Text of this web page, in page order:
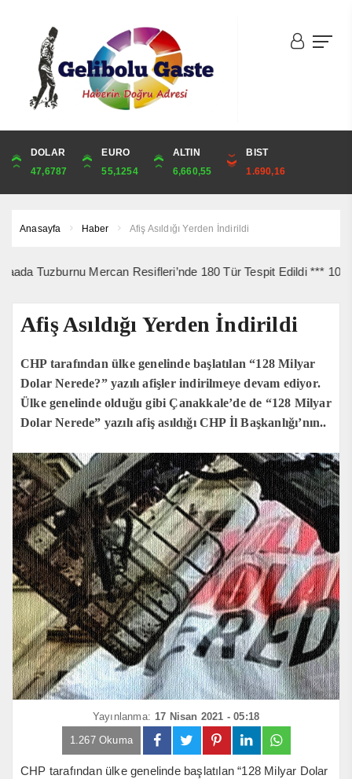
DOLAR
47,6787
EURO
55,1254
ALTIN
6,660,55
BIST
1.690,16
ONS
4,341,81
ALTIN
6,660,55
ÇEYREK
10,889,99
CUMHURİYET
44,750,00
Anasayfa Haber Afiş Asıldığı Yerden İndirildi
Mercan Resifleri’nde 180 Tür Tespit Edildi *** 10
Afiş Asıldığı Yerden İndirildi
CHP tarafından ülke genelinde başlatılan “128 Milyar
Dolar Nerede?” yazılı afişler indirilmeye devam ediyor.
Ülke genelinde olduğu gibi Çanakkale’de de “128 Milyar
Dolar Nerede” yazılı afiş asıldığı CHP İl Başkanlığı’nın..
Yayınlanma: 17 Nisan 2021 - 05:18
1.267 Okuma
CHP tarafından ülke genelinde başlatılan “128 Milyar Dolar